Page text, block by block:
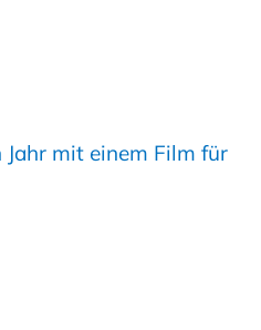
mit einem Film für